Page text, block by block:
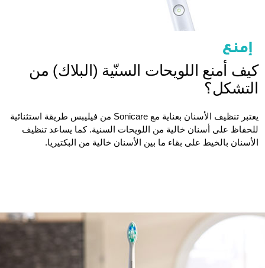
كيف أمنع اللويحات السنّية (البلاك) من
التشكل؟
يعتبر تنظيف الأسنان بعناية مع Sonicare من فيليبس طريقة استثنائية
للحفاظ على أسنان خالية من اللويحات السنية. كما يساعد تنظيف
الأسنان بالخيط على بقاء ما بين الأسنان خالية من البكتيريا.